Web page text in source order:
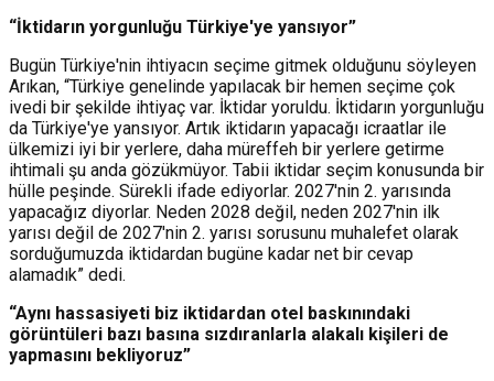
“İktidarın yorgunluğu Türkiye'ye yansıyor”
Bugün Türkiye'nin ihtiyacın seçime gitmek olduğunu söyleyen
Arıkan, “Türkiye genelinde yapılacak bir hemen seçime çok
ivedi bir şekilde ihtiyaç var. İktidar yoruldu. İktidarın yorgunluğu
da Türkiye'ye yansıyor. Artık iktidarın yapacağı icraatlar ile
ülkemizi iyi bir yerlere, daha müreffeh bir yerlere getirme
ihtimali şu anda gözükmüyor. Tabii iktidar seçim konusunda bir
hülle peşinde. Sürekli ifade ediyorlar. 2027'nin 2. yarısında
yapacağız diyorlar. Neden 2028 değil, neden 2027'nin ilk
yarısı değil de 2027'nin 2. yarısı sorusunu muhalefet olarak
sorduğumuzda iktidardan bugüne kadar net bir cevap
alamadık” dedi.
“Aynı hassasiyeti biz iktidardan otel baskınındaki
görüntüleri bazı basına sızdıranlarla alakalı kişileri de
yapmasını bekliyoruz”